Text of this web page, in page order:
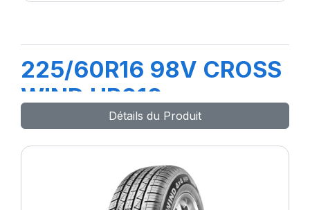
225/60R16 98V CROSS
WIND HP010
Détails du Produit